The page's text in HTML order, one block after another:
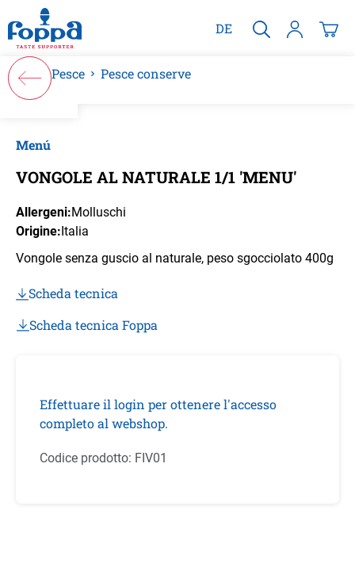
principale
DE
Pesce Pesce conserve
Menú
VONGOLE AL NATURALE 1/1 'MENU'
Allergeni:Molluschi
Origine:Italia
Vongole senza guscio al naturale, peso sgocciolato 400g
Scheda tecnica
Scheda tecnica Foppa
Effettuare il login per ottenere l'accesso
completo al webshop.
Codice prodotto: FIV01